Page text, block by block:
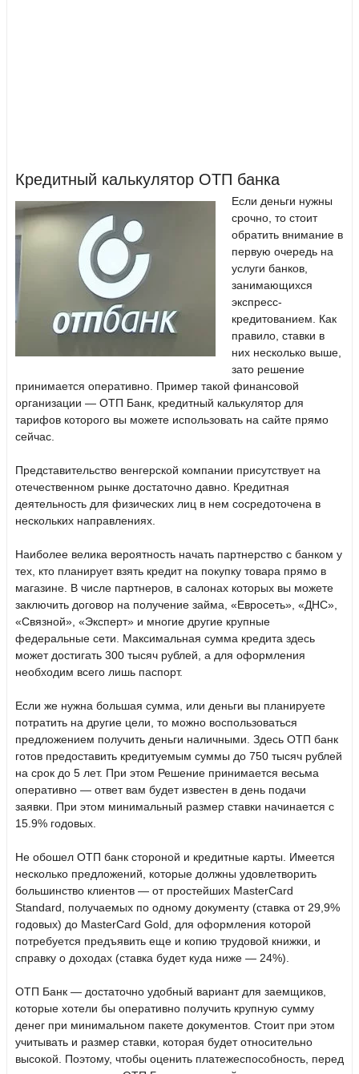
Кредитный калькулятор ОТП банка
Если деньги нужны
срочно, то стоит
обратить внимание в
первую очередь на
услуги банков,
занимающихся
экспресс-
кредитованием. Как
правило, ставки в
них несколько выше,
зато решение
принимается оперативно. Пример такой финансовой
организации — ОТП Банк, кредитный калькулятор для
тарифов которого вы можете использовать на сайте прямо
сейчас.
Представительство венгерской компании присутствует на
отечественном рынке достаточно давно. Кредитная
деятельность для физических лиц в нем сосредоточена в
нескольких направлениях.
Наиболее велика вероятность начать партнерство с банком у
тех, кто планирует взять кредит на покупку товара прямо в
магазине. В числе партнеров, в салонах которых вы можете
заключить договор на получение займа, «Евросеть», «ДНС»,
«Связной», «Эксперт» и многие другие крупные
федеральные сети. Максимальная сумма кредита здесь
может достигать 300 тысяч рублей, а для оформления
необходим всего лишь паспорт.
Если же нужна большая сумма, или деньги вы планируете
потратить на другие цели, то можно воспользоваться
предложением получить деньги наличными. Здесь ОТП банк
готов предоставить кредитуемым суммы до 750 тысяч рублей
на срок до 5 лет. При этом Решение принимается весьма
оперативно — ответ вам будет известен в день подачи
заявки. При этом минимальный размер ставки начинается с
15.9% годовых.
Не обошел ОТП банк стороной и кредитные карты. Имеется
несколько предложений, которые должны удовлетворить
большинство клиентов — от простейших MasterCard
Standard, получаемых по одному документу (ставка от 29,9%
годовых) до MasterCard Gold, для оформления которой
потребуется предъявить еще и копию трудовой книжки, и
справку о доходах (ставка будет куда ниже — 24%).
ОТП Банк — достаточно удобный вариант для заемщиков,
которые хотели бы оперативно получить крупную сумму
денег при минимальном пакете документов. Стоит при этом
учитывать и размер ставки, которая будет относительно
высокой. Поэтому, чтобы оценить платежеспособность, перед